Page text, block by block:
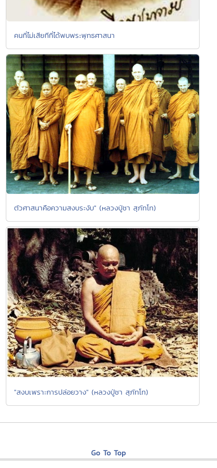
คนที่ไม่เสียทีที่ได้พบพระพุทธศาสนา
ตัวศาสนาคือความสงบระงับ" (หลวงปู่ชา สุภัทโท)
"สงบเพราะการปล่อยวาง" (หลวงปู่ชา สุภัทโท)
Go To Top